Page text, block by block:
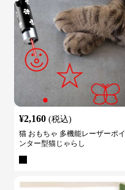
¥2,160 (税込)
猫 おもちゃ 多機能レーザーポイ
ンター型猫じゃらし